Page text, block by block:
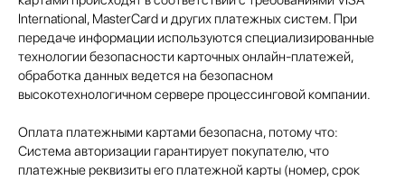
International, MasterCard и других платежных систем. При
передаче информации используются специализированные
технологии безопасности карточных онлайн-платежей,
обработка данных ведется на безопасном
высокотехнологичном сервере процессинговой компании.
Оплата платежными картами безопасна, потому что:
Система авторизации гарантирует покупателю, что
платежные реквизиты его платежной карты (номер, срок